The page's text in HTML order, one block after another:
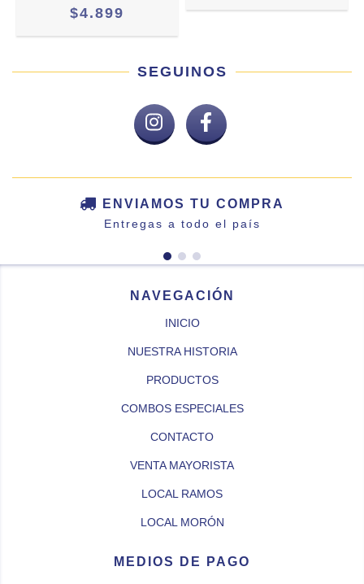
$4.899
SEGUINOS
ENVIAMOS TU COMPRA
Entregas a todo el país
NAVEGACIÓN
INICIO
NUESTRA HISTORIA
PRODUCTOS
COMBOS ESPECIALES
CONTACTO
VENTA MAYORISTA
LOCAL RAMOS
LOCAL MORÓN
MEDIOS DE PAGO